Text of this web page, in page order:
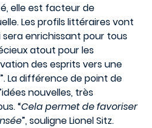
elle est facteur de
Les profils littéraires vont
enrichissant pour tous
atout pour les
des esprits vers une
La différence de point de
nouvelles, très
“Cela permet de favoriser
”, souligne Lionel Sitz.